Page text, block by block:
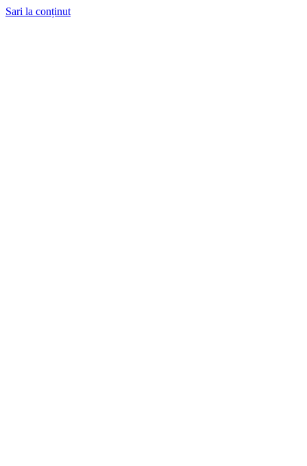
Sari la conținut